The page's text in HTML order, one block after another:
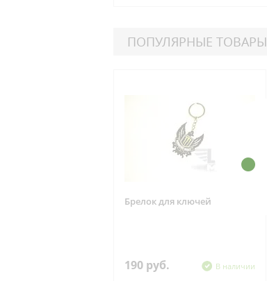
ПОПУЛЯРНЫЕ ТОВАРЫ
Брелок для ключей
190 руб. В наличии